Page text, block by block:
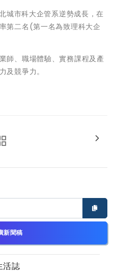
城市科大企管系逆勢成長，在
第二名(第一名為致理科大企
師、職場體驗、實務課程及產
及競爭力。
新聞稿
活誌